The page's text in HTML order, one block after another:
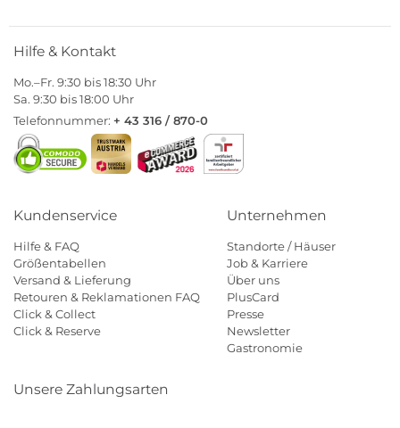
Hilfe & Kontakt
Mo.–Fr. 9:30 bis 18:30 Uhr
Sa. 9:30 bis 18:00 Uhr
Telefonnummer: + 43 316 / 870-0
Kundenservice
Hilfe & FAQ
Größentabellen
Versand & Lieferung
Retouren & Reklamationen FAQ
Click & Collect
Click & Reserve
Unternehmen
Standorte / Häuser
Job & Karriere
Über uns
PlusCard
Presse
Newsletter
Gastronomie
Unsere Zahlungsarten